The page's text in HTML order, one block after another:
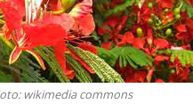
wikimedia commons